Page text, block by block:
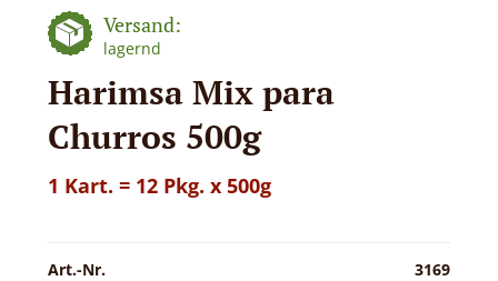
Versand:
lagernd
Harimsa Mix para
Churros 500g
1 Kart. = 12 Pkg. x 500g
Art.-Nr. 3169